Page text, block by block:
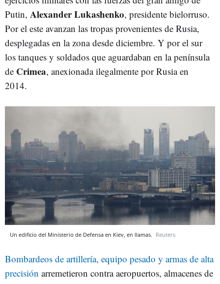
Putin, AlexanderLukashenko, presidente bielorruso.
Por el este avanzan las tropas provenientes de Rusia,
desplegadas en la zona desde diciembre. Y por el sur
los tanques y soldados que aguardaban en la península
de Crimea, anexionada ilegalmente por Rusia en
2014.
Un edificio del Ministerio de Defensa en Kiev, en llamas. Reuters
Bombardeos de artillería, equipo pesado y armas de alta
precisión arremetieron contra aeropuertos, almacenes de